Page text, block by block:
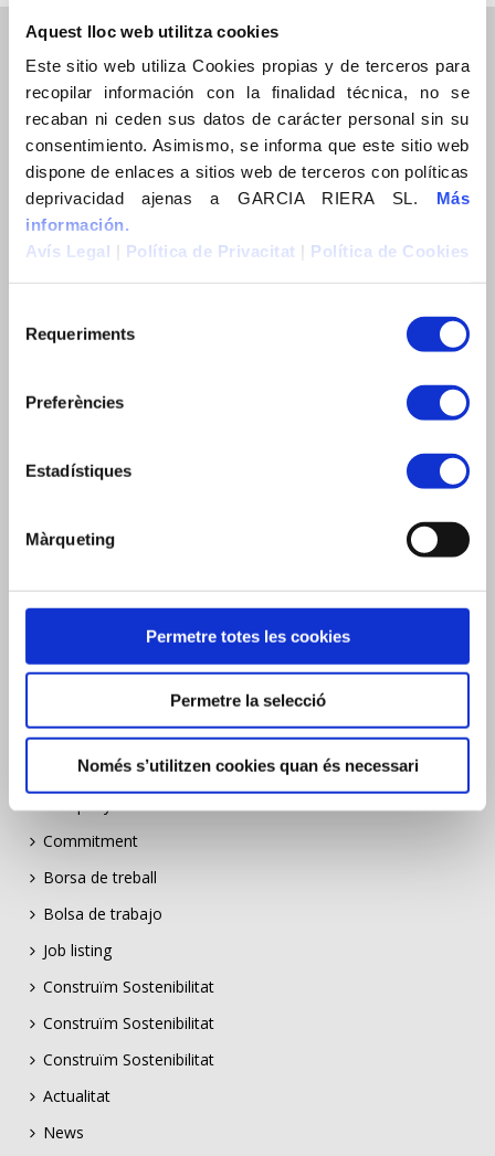
Aquest lloc web utilitza cookies
Este sitio web utiliza Cookies propias y de terceros para
recopilar información con la finalidad técnica, no se
recaban ni ceden sus datos de carácter personal sin su
consentimiento. Asimismo, se informa que este sitio web
dispone de enlaces a sitios web de terceros con políticas
deprivacidad ajenas a GARCIA RIERA SL. Más
información.
Avís Legal | Política de Privacitat | Política de Cookies
Requeriments
Preferències
Estadístiques
Màrqueting
Permetre totes les cookies
Permetre la selecció
Només s’utilitzen cookies quan és necessari
Avinguda Ramon d’Olzina, 48-50
43480 Vila-seca (Tarragona)
Tel. 977391402
Fax. 977390614
e-mail: info@garciariera.es
Delegació Barcelona:
08173 Sant Cugat del Vallès (Barcelona)
MENÚ
Empresa
Compromiso
Commitment
Borsa de treball
Bolsa de trabajo
Job listing
Construïm Sostenibilitat
Construïm Sostenibilitat
Construïm Sostenibilitat
Actualitat
News